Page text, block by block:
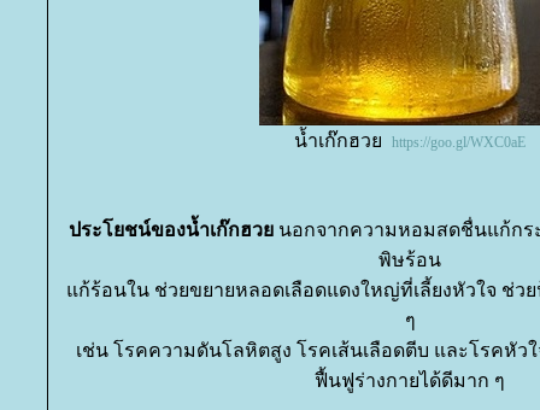
น้ำเก๊กฮว https://goo.gl/WXC0aE
ประโยชน์ของน้ำเก๊กฮว นอกจากความหอมสดชื่นแก้กร
พิษร้อน
ก้ร้อนใน ช่วยขยายหลอดเลือดแดงใหญ่ที่เลี้ยงหัวใจ ช่ว
ๆ
เช่น โรคความดันโลหิตสูง โรคเส้นเลือดตีบ และโรคหัว
ฟื้นฟูร่างกายได้ดีมาก ๆ